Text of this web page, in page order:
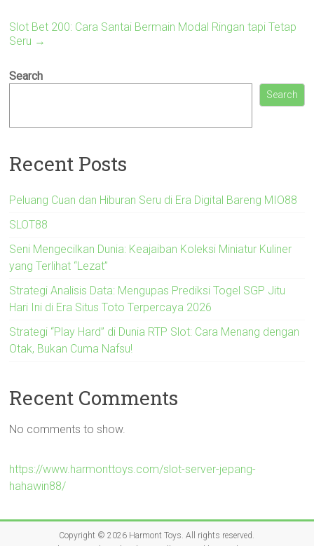
Slot Bet 200: Cara Santai Bermain Modal Ringan tapi Tetap
Seru →
Search
Search
Recent Posts
Peluang Cuan dan Hiburan Seru di Era Digital Bareng MIO88
SLOT88
Seni Mengecilkan Dunia: Keajaiban Koleksi Miniatur Kuliner
yang Terlihat “Lezat”
Strategi Analisis Data: Mengupas Prediksi Togel SGP Jitu
Hari Ini di Era Situs Toto Terpercaya 2026
Strategi “Play Hard” di Dunia RTP Slot: Cara Menang dengan
Otak, Bukan Cuma Nafsu!
Recent Comments
No comments to show.
https://www.harmonttoys.com/slot-server-jepang-
hahawin88/
Copyright © 2026 Harmont Toys . All rights reserved.